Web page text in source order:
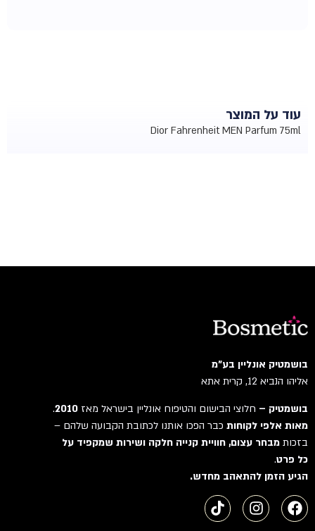
עוד על המוצר
Dior Fahrenheit MEN Parfum 75ml
בושמטיק אונליין בע"מ
אליהו הנביא 12, קרית אתא
בושמטיק –חלוצי הבישום והטיפוח אונליין בישראל מאז2010
.
מאות אלפי לקוחותכבר הפכו אותנו לכתובת הקבועה שלהם –
בזכותמבחר עצום, חוויית קנייה חלקה ושירות שמקפיד על
כל פרט.
הגיע הזמן להתאהב מחדש.